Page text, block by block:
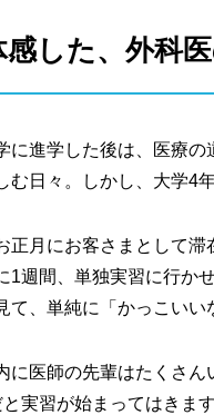
感した、外科
に進学した後は、医療
む日々。しかし、大学4
正月にお客さまとして
1週間、単独実習に行か
て、単純に「かっこいい
に医師の先輩はたくさ
実習が始まってはきま